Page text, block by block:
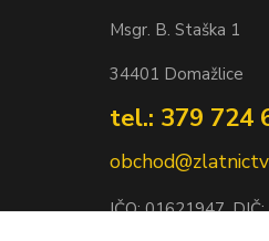
Msgr. B. Staška 1
34401 Domažlice
tel.: 379 724
IČO: 01621947,